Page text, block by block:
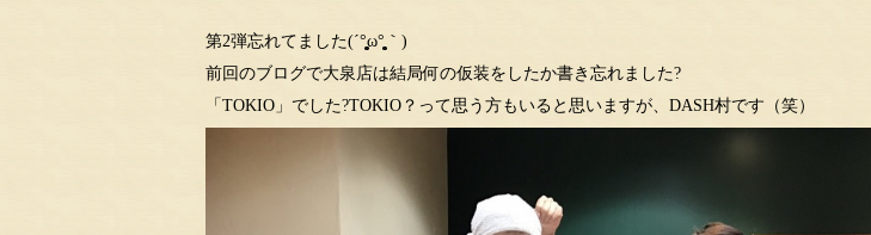
第2弾忘れてました(´°̥̥̥̥̥̥̥̥ω°̥̥̥̥̥̥̥̥｀)
前回のブログで大泉店は結局何の仮装をしたか書き忘れました?
「TOKIO」でした?TOKIO？って思う方もいると思いますが、DASH村です（笑）